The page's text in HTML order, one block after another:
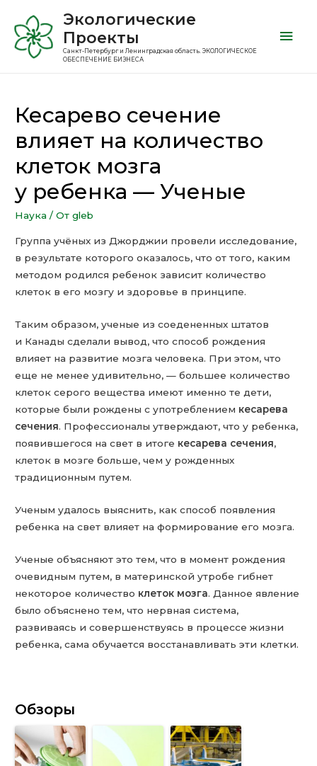
Экологические
Проекты
Санкт-Петербург и Ленинградская область. ЭКОЛОГИЧЕСКОЕ
ОБЕСПЕЧЕНИЕ БИЗНЕСА
Кесарево сечение
влияет на количество
клеток мозга
у ребенка — Ученые
Наука / От gleb
Группа учёных из Джорджии провели исследование,
в результате которого оказалось, что от того, каким
методом родился ребенок зависит количество
клеток в его мозгу и здоровье в принципе.
Таким образом, ученые из соедененных штатов
и Канады сделали вывод, что способ рождения
влияет на развитие мозга человека. При этом, что
еще не менее удивительно, — большее количество
клеток серого вещества имеют именно те дети,
которые были рождены с употреблением кесарева
сечения. Профессионалы утверждают, что у ребенка,
появившегося на свет в итоге кесарева сечения,
клеток в мозге больше, чем у рожденных
традиционным путем.
Ученым удалось выяснить, как способ появления
ребенка на свет влияет на формирование его мозга.
Ученые объясняют это тем, что в момент рождения
очевидным путем, в материнской утробе гибнет
некоторое количество клеток мозга. Данное явление
было объяснено тем, что нервная система,
развиваясь и совершенствуясь в процессе жизни
ребенка, сама обучается восстанавливать эти клетки.
Обзоры